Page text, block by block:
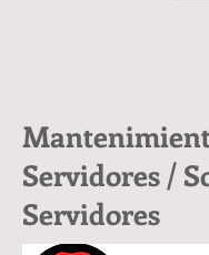
Servidores /
Servidores